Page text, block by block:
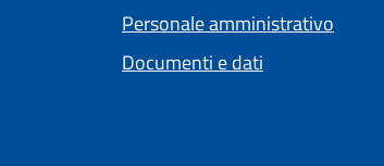
Personale amministrativo
Documenti e dati